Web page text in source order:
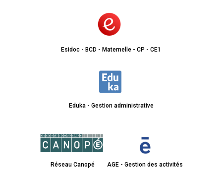
Esidoc - BCD - Maternelle - CP - CE1
Eduka - Gestion administrative
Réseau Canopé AGE - Gestion des activités